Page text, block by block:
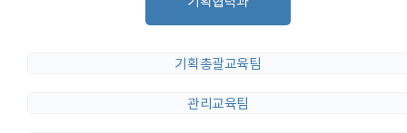
기획총괄교육팀
관리교육팀